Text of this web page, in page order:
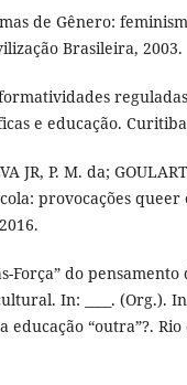
de Gênero:
Brasileira, 2003.
e educação.
JR, P. M. da;
provocações queer
Força” do
In: ____. (Org.).
educação “outra”?.